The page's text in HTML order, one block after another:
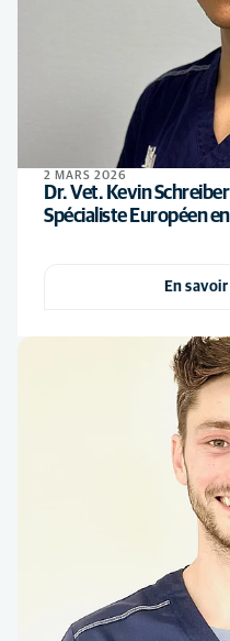
2 MARS 2026
Dr. Vet. Kevin
Spécialiste Européen
En